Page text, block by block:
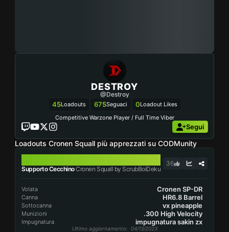
DESTROY
@Destroy
45Loadouts 675Seguaci 0Loadout Likes
Competitive Warzone Player / Full Time Viber
Segui
Loadouts Cronen Squall più apprezzati su CODMunity
Supporto CecchinoCronen Squall by ScrubBoiDeku
36
Volata Cronen SP-DR
Canna HR6.8 Barrel
Sottocanna vx pineapple
Munizioni .300 High Velocity
Impugnatura impugnatura sakin zx
Ultimo aggiornamento: 04/13/2023